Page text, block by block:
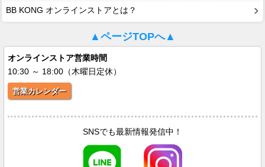
BB KONG オンラインストアとは？
▲ページTOPへ▲
オンラインストア営業時間
10:30 ～ 18:00（木曜日定休）
営業カレンダー
SNSでも最新情報発信中！